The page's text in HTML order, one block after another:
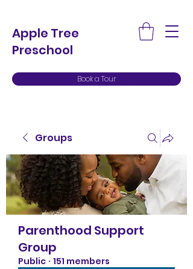
Apple Tree
Preschool
Book a Tour
Groups
Parenthood Support
Group
Public · 151 members